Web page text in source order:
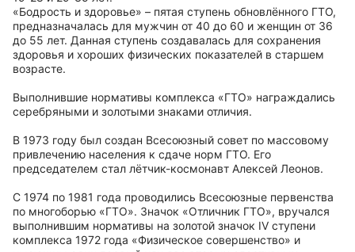
«Бодрость и здоровье» – пятая ступень обновлённого ГТО,
предназначалась для мужчин от 40 до 60 и женщин от 36
до 55 лет. Данная ступень создавалась для сохранения
здоровья и хороших физических показателей в старшем
возрасте.
Выполнившие нормативы комплекса «ГТО» награждались
серебряными и золотыми знаками отличия.
В 1973 году был создан Всесоюзный совет по массовому
привлечению населения к сдаче норм ГТО. Его
председателем стал лётчик-космонавт Алексей Леонов.
С 1974 по 1981 года проводились Всесоюзные первенства
по многоборью «ГТО». Значок «Отличник ГТО», вручался
выполнившим нормативы на золотой значок IV ступени
комплекса 1972 года «Физическое совершенство» и